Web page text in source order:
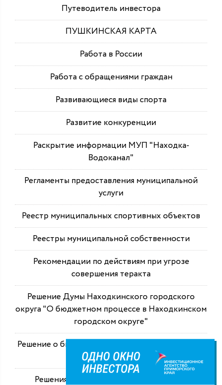
Путеводитель инвестора
ПУШКИНСКАЯ КАРТА
Работа в России
Работа с обращениями граждан
Развивающиеся виды спорта
Развитие конкуренции
Раскрытие информации МУП "Находка-
Водоканал"
Регламенты предоставления муниципальной
услуги
Реестр муниципальных спортивных объектов
Реестры муниципальной собственности
Рекомендации по действиям при угрозе
совершения теракта
Решение Думы Находкинского городского
округа "О бюджетном процессе в Находкинском
городском округе"
Решение о бюджете Находкинского городского
округа
Решения об определении управляющей